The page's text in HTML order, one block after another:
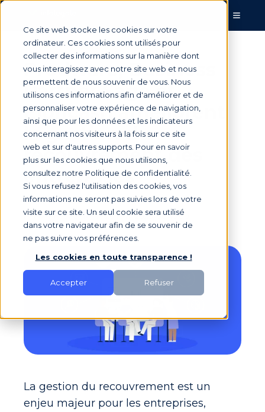
Ce site web stocke les cookies sur votre
ordinateur. Ces cookies sont utilisés pour
collecter des informations sur la manière dont
vous interagissez avec notre site web et nous
permettent de nous souvenir de vous. Nous
utilisons ces informations afin d'améliorer et de
personnaliser votre expérience de navigation,
ainsi que pour les données et les indicateurs
concernant nos visiteurs à la fois sur ce site
web et sur d'autres supports. Pour en savoir
plus sur les cookies que nous utilisons,
consultez notre Politique de confidentialité.
Si vous refusez l'utilisation des cookies, vos
informations ne seront pas suivies lors de votre
visite sur ce site. Un seul cookie sera utilisé
dans votre navigateur afin de se souvenir de
ne pas suivre vos préférences.
Les cookies en toute transparence !
Accepter Refuser
Prodware, Business
Partner Sage et
Eloficash améliorent
la gestion du
recouvrement des
entreprises
ParMarie Saunier le 20 févr. 2025, 06:45:00
La gestion du recouvrement est un
enjeu majeur pour les entreprises,